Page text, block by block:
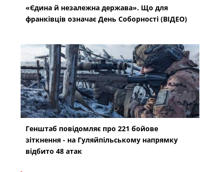
«Єдина й незалежна держава». Що для
франківців означає День Соборності (ВІДЕО)
Генштаб повідомляє про 221 бойове
зіткнення - на Гуляйпільському напрямку
відбито 48 атак